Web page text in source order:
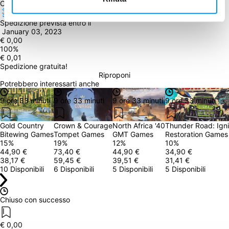
Obiettivo raggiunto
Spedizione prevista entro il
January 03, 2023
€ 0,00
100%
€ 0,01
Spedizione gratuita!
Riproponi
Potrebbero interessarti anche
9 ore 33 minuti
Gold Country
Bitewing Games
15%
44,90 €
38,17 €
10 Disponibili
9 ore 33 minuti
Crown & Courage
Tompet Games
19%
73,40 €
59,45 €
6 Disponibili
9 ore 33 minuti
North Africa '40
GMT Games
12%
44,90 €
39,51 €
5 Disponibili
9 ore 33 minuti
Thunder Road:
Restoration Games
10%
34,90 €
31,41 €
5 Disponibili
Chiuso con successo
€ 0,00